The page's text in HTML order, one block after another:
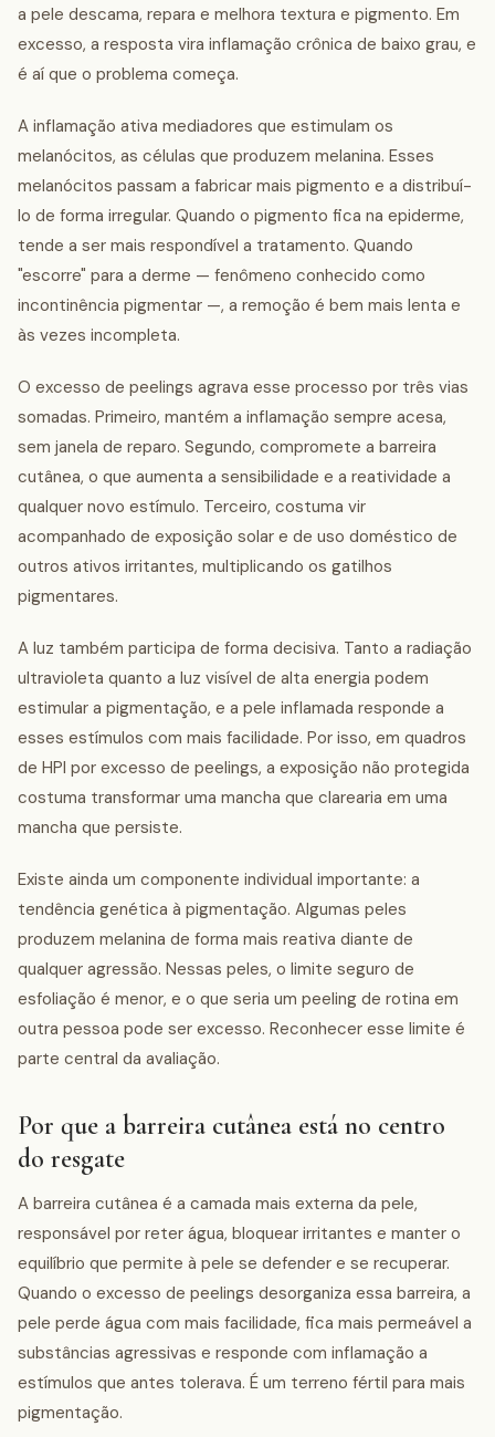
a pele descama, repara e melhora textura e pigmento. Em
excesso, a resposta vira inflamação crônica de baixo grau, e
é aí que o problema começa.
A inflamação ativa mediadores que estimulam os
melanócitos, as células que produzem melanina. Esses
melanócitos passam a fabricar mais pigmento e a distribuí-
lo de forma irregular. Quando o pigmento fica na epiderme,
tende a ser mais respondível a tratamento. Quando
"escorre" para a derme — fenômeno conhecido como
incontinência pigmentar —, a remoção é bem mais lenta e
às vezes incompleta.
O excesso de peelings agrava esse processo por três vias
somadas. Primeiro, mantém a inflamação sempre acesa,
sem janela de reparo. Segundo, compromete a barreira
cutânea, o que aumenta a sensibilidade e a reatividade a
qualquer novo estímulo. Terceiro, costuma vir
acompanhado de exposição solar e de uso doméstico de
outros ativos irritantes, multiplicando os gatilhos
pigmentares.
A luz também participa de forma decisiva. Tanto a radiação
ultravioleta quanto a luz visível de alta energia podem
estimular a pigmentação, e a pele inflamada responde a
esses estímulos com mais facilidade. Por isso, em quadros
de HPI por excesso de peelings, a exposição não protegida
costuma transformar uma mancha que clarearia em uma
mancha que persiste.
Existe ainda um componente individual importante: a
tendência genética à pigmentação. Algumas peles
produzem melanina de forma mais reativa diante de
qualquer agressão. Nessas peles, o limite seguro de
esfoliação é menor, e o que seria um peeling de rotina em
outra pessoa pode ser excesso. Reconhecer esse limite é
parte central da avaliação.
Por que a barreira cutânea está no centro
do resgate
A barreira cutânea é a camada mais externa da pele,
responsável por reter água, bloquear irritantes e manter o
equilíbrio que permite à pele se defender e se recuperar.
Quando o excesso de peelings desorganiza essa barreira, a
pele perde água com mais facilidade, fica mais permeável a
substâncias agressivas e responde com inflamação a
estímulos que antes tolerava. É um terreno fértil para mais
pigmentação.